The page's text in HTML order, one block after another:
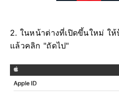
2. ในหน้าต่างที่เปิดขึ้นใหม่ ใ
แล้วคลิก "ถัดไป"